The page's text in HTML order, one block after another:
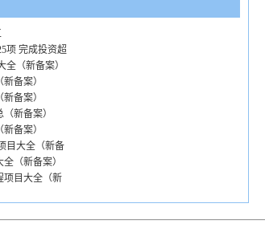
项 完成投资超
全（新备案）
备案）
备案）
新备案）
备案）
目大全（新备
（新备案）
项目大全（新